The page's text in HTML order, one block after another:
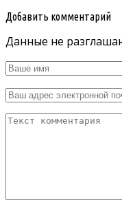
Добавить комментарий
Данные не